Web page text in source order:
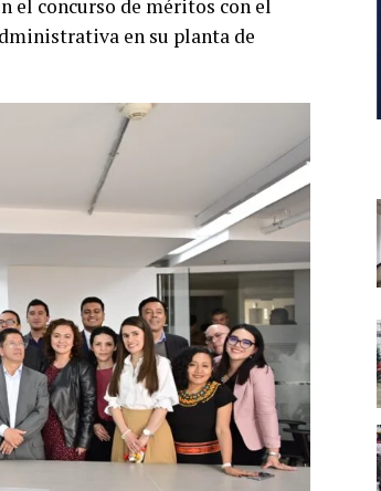
el concurso de méritos con el
en su planta de